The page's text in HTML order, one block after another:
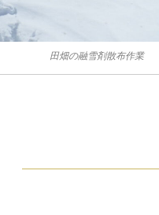
田畑の融雪剤散布作業